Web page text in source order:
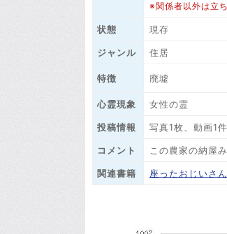
※関係者以外は立
状態 現存
ジャンル 住居
特徴 廃墟
心霊現象 女性の霊
投稿情報 写真1枚、動画1
コメント この農家の納屋
関連書籍 座ったおじいさ